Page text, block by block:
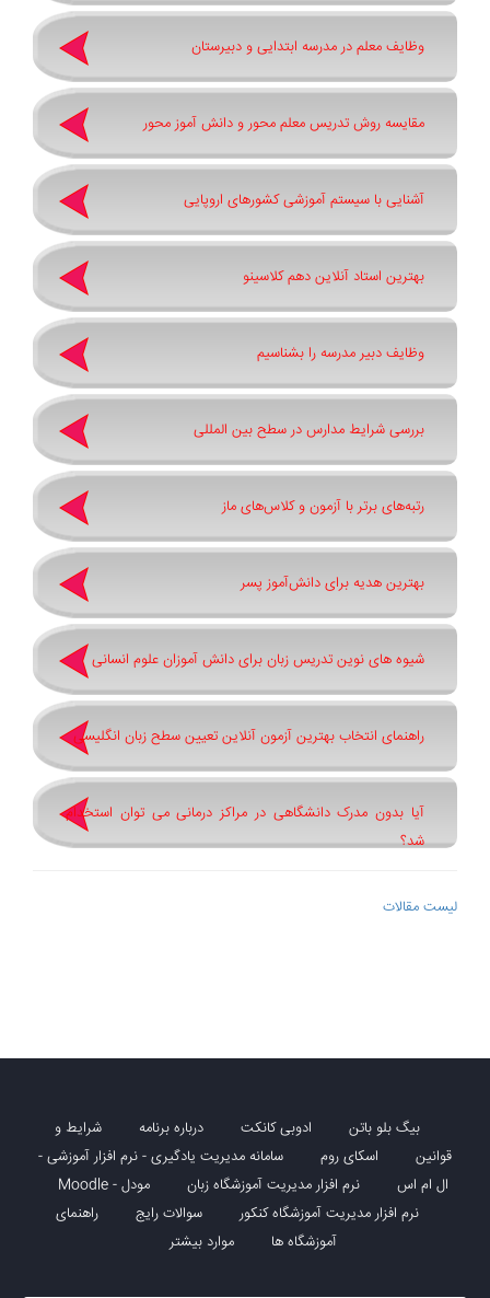
وظایف معلم در مدرسه ابتدایی و دبیرستان
مقایسه روش تدریس معلم محور و دانش آموز محور
آشنایی با سیستم آموزشی کشورهای اروپایی
بهترین استاد آنلاین دهم کلاسینو
وظایف دبیر مدرسه را بشناسیم
بررسی شرایط مدارس در سطح بین المللی
رتبه‌های برتر با آزمون و کلاس‌های ماز
بهترین هدیه برای دانش‌آموز پسر
شیوه های نوین تدریس زبان برای دانش آموزان علوم انسانی
راهنمای انتخاب بهترین آزمون آنلاین تعیین سطح زبان انگلیسی
آیا بدون مدرک دانشگاهی در مراکز درمانی می توان استخدام
شد؟
لیست مقالات
بیگ بلو باتن ادوبی کانکت درباره برنامه
شرایط و
قوانین
اسکای روم
سامانه مدیریت یادگیری - نرم افزار آموزشی -
ال ام اس
نرم افزار مدیریت آموزشگاه زبان
مودل - Moodle
نرم افزار مدیریت آموزشگاه کنکور
سوالات رایج
راهنمای
آموزشگاه ها
موارد بیشتر